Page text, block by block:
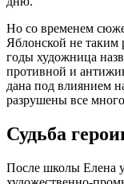
Но со временем
Яблонской не
годы художница
противной и
дана под влиянием
разрушены все
Судьба
После школы Елена